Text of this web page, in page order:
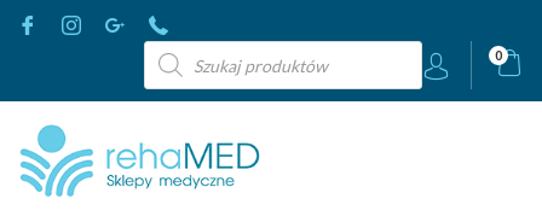
Wyszukiwarka
produktów
0